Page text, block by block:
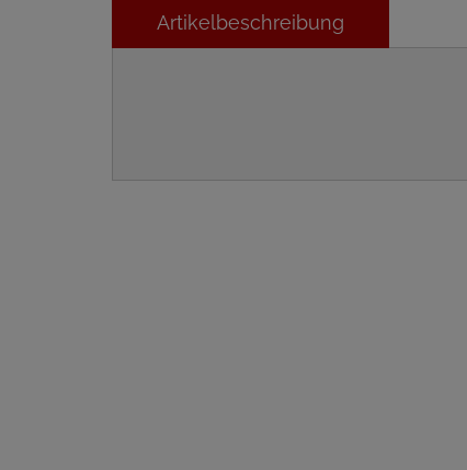
Artikelbeschreibung